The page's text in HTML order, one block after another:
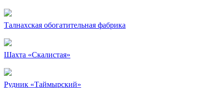
Талнахская обогатительная фабрика
Шахта «Скалистая»
Рудник «Таймырский»